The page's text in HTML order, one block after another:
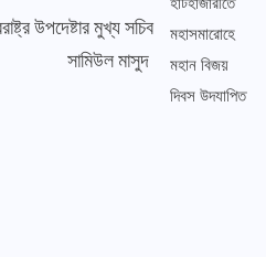
উপদেষ্টার মুখ্য সচিব
সামিউল মাসুদ